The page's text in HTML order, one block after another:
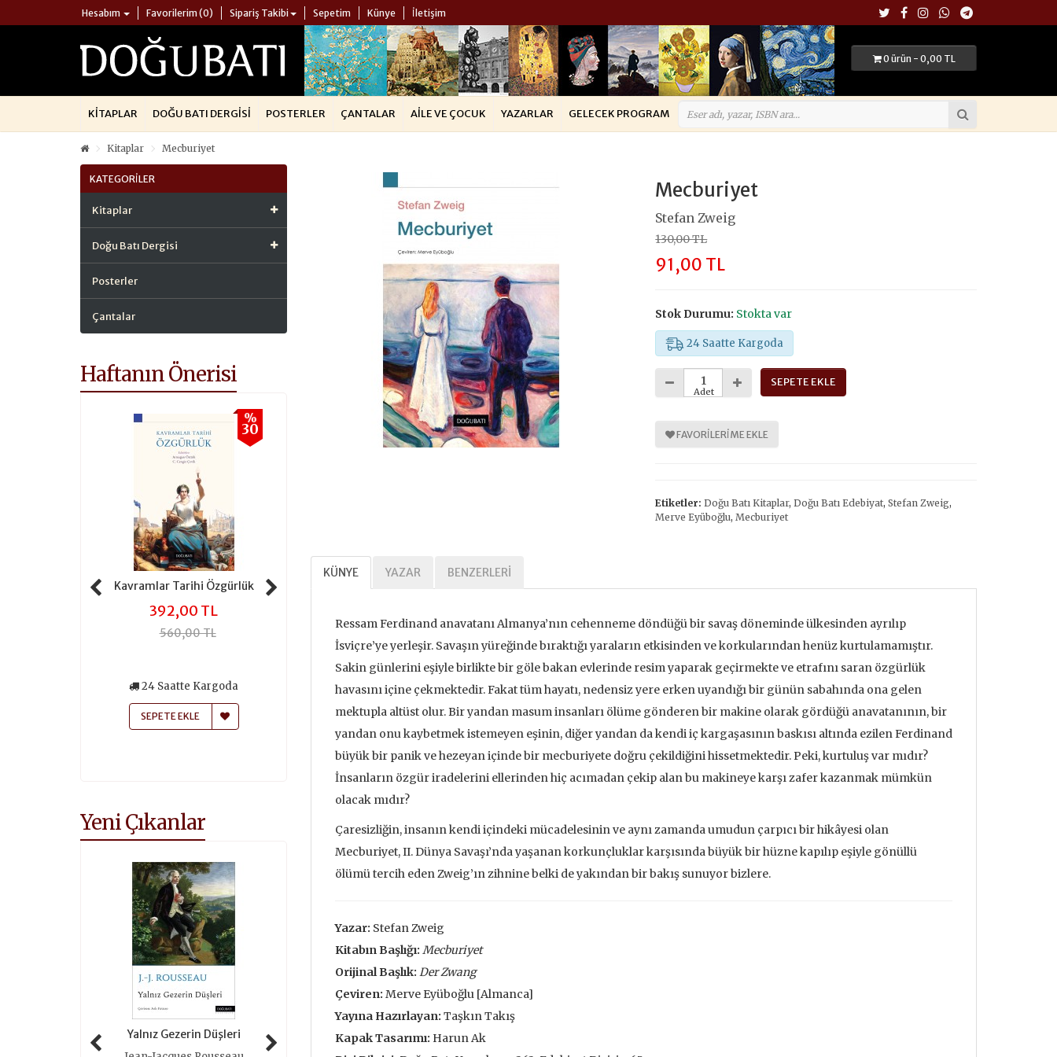
Hesabım Favorilerim (0) Sipariş Takibi Sepetim Künye İletişim
0 ürün - 0,00 TL
KITAPLAR DOĞU BATI DERGISI POSTERLER ÇANTALAR AILE VE ÇOCUK YAZARLAR GELECEK PROGRAM
Kitaplar Mecburiyet
KATEGORILER
Kitaplar
Doğu Batı Dergisi
Posterler
Çantalar
Haftanın Önerisi
%
30
Kavramlar Tarihi Özgürlük
392,00 TL
560,00 TL
24 Saatte Kargoda
SEPETE EKLE
%
30
Kavramlar Tarihi Adalet
24 Saatte Kargoda
SEPETE EKLE
Kavramlar Tarihi Özgürlük
560,00 TL
24 Saatte Kargoda
SEPETE EKLE
Yeni Çıkanlar
Yalnız Gezerin Düşleri Oyunlar ve İnsanlar Taze Otlar Üzerine
Mecburiyet
Stefan Zweig
130,00 TL
91,00 TL
Stok Durumu: Stokta var
24 Saatte Kargoda
Adet
SEPETE EKLE
FAVORILERIME EKLE
Etiketler: Doğu Batı Kitaplar,Doğu Batı Edebiyat,Stefan Zweig,
Merve Eyüboğlu,Mecburiyet
KÜNYE YAZAR BENZERLERI
Ressam Ferdinand anavatanı Almanya’nın cehenneme döndüğü bir savaş döneminde ülkesinden ayrılıp
İsviçre’ye yerleşir. Savaşın yüreğinde bıraktığı yaraların etkisinden ve korkularından henüz kurtulamamıştır.
Sakin günlerini eşiyle birlikte bir göle bakan evlerinde resim yaparak geçirmekte ve etrafını saran özgürlük
havasını içine çekmektedir. Fakat tüm hayatı, nedensiz yere erken uyandığı bir günün sabahında ona gelen
mektupla altüst olur. Bir yandan masum insanları ölüme gönderen bir makine olarak gördüğü anavatanının, bir
yandan onu kaybetmek istemeyen eşinin, diğer yandan da kendi iç kargaşasının baskısı altında ezilen Ferdinand
büyük bir panik ve hezeyan içinde bir mecburiyete doğru çekildiğini hissetmektedir. Peki, kurtuluş var mıdır?
İnsanların özgür iradelerini ellerinden hiç acımadan çekip alan bu makineye karşı zafer kazanmak mümkün
olacak mıdır?
Çaresizliğin, insanın kendi içindeki mücadelesinin ve aynı zamanda umudun çarpıcı bir hikâyesi olan
Mecburiyet, II. Dünya Savaşı’nda yaşanan korkunçluklar karşısında büyük bir hüzne kapılıp eşiyle gönüllü
ölümü tercih eden Zweig’ın zihnine belki de yakından bir bakış sunuyor bizlere.
Yazar: Stefan Zweig
Kitabın Başlığı: Mecburiyet
Orijinal Başlık: Der Zwang
Çeviren: Merve Eyüboğlu [Almanca]
Yayına Hazırlayan: Taşkın Takış
Kapak Tasarımı: Harun Ak